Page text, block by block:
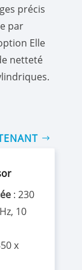
précis
par
Elle
netteté
: 230
10
x